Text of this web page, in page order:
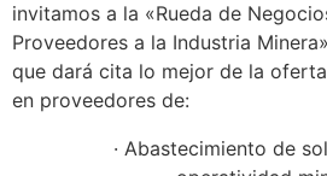
invitamos a la «Rueda de
Proveedores a la Industria
que dará cita lo mejor de la
en proveedores de:
· Abastecimiento de